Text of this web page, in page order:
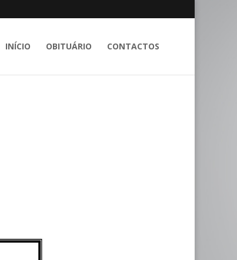
INÍCIO OBITUÁRIO CONTACTOS